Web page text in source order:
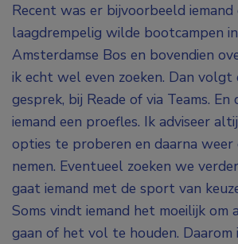
Recent was er bijvoorbeeld iemand
laagdrempelig wilde bootcampen
Amsterdamse Bos en bovendien
ik echt wel even zoeken. Dan volgt
gesprek, bij Reade of via Teams. En
iemand een proefles. Ik adviseer
opties te proberen en daarna
nemen. Eventueel zoeken we
gaat iemand met de sport van
Soms vindt iemand het moeilijk om
gaan of het vol te houden. Daarom